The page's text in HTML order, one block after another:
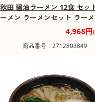
秋田 醤油ラーメン 12食 セッ
ーメン ラーメンセット ラーメ
4,968円
商品番号：2712803849